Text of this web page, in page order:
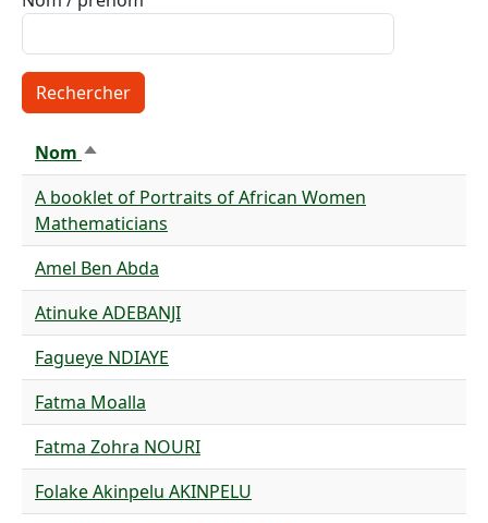
Nom Trier par ordre décroissant
A booklet of Portraits of African Women
Mathematicians
Amel Ben Abda
Atinuke ADEBANJI
Fagueye NDIAYE
Fatma Moalla
Fatma Zohra NOURI
Folake Akinpelu AKINPELU